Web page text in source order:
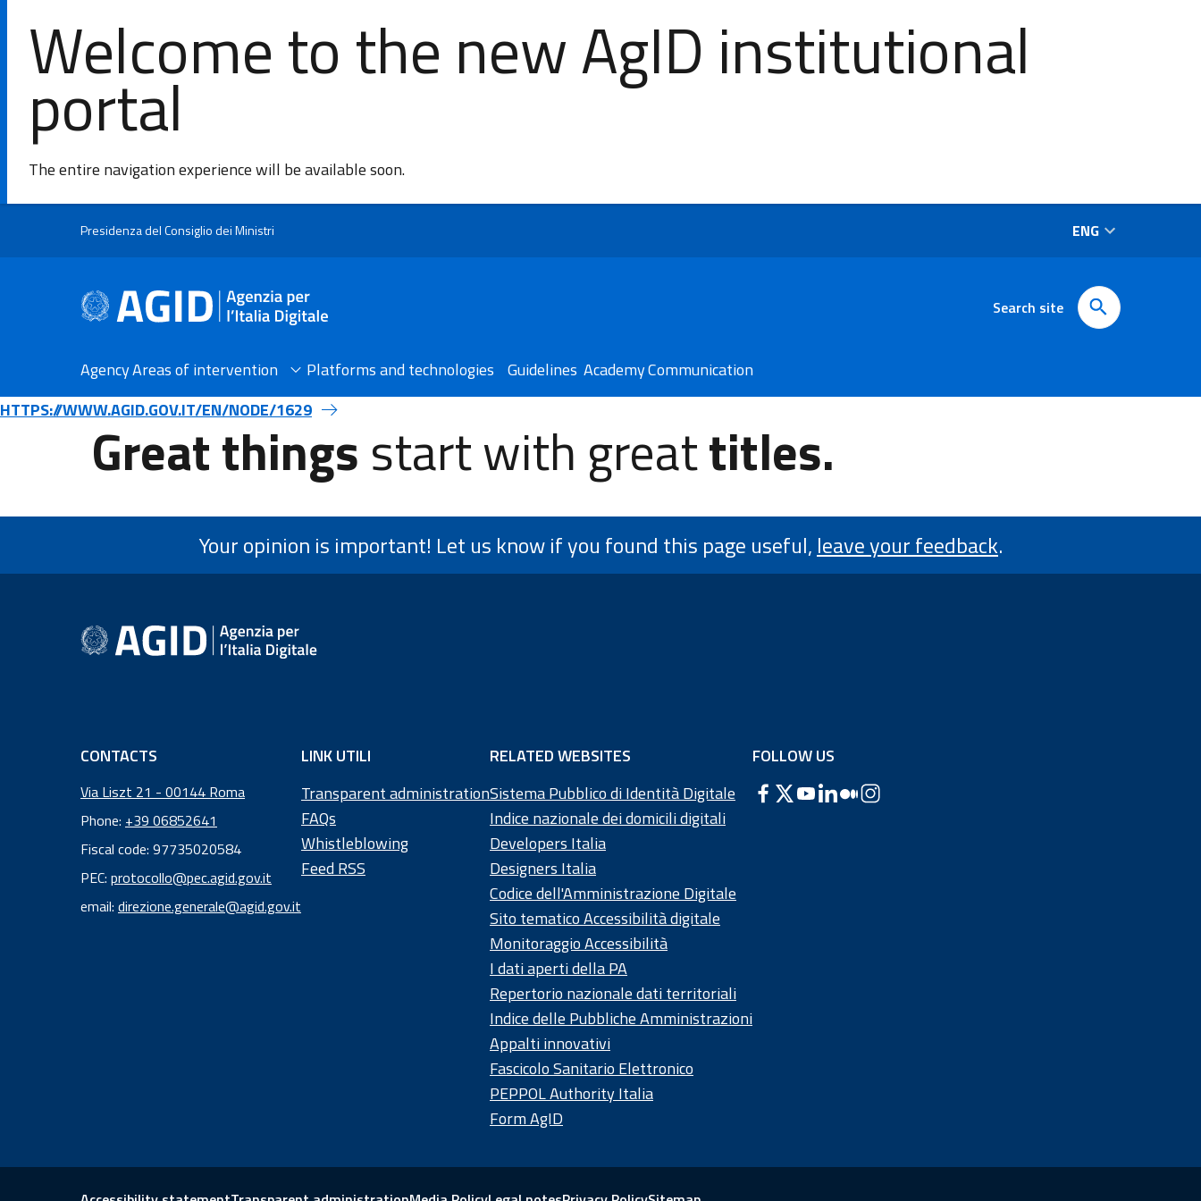
Welcome to the new AgID institutional
portal
The entire navigation experience will be available soon.
Presidenza del Consiglio dei Ministri ENG
Search site
AgencyAreas of intervention​ Platforms and technologies​ Guidelines AcademyCommunication
HTTPS://WWW.AGID.GOV.IT/EN/NODE/1629
Great things start with greattitles.
Your opinion is important! Let us know if you found this page useful, leave your feedback.
CONTACTS
Via Liszt 21 - 00144 Roma
Phone: +39 06852641
Fiscal code: 97735020584
Fiscal
97
PEC: protocollo@pec.agid.gov.it
email: direzione.generale@agid.gov.it
LINK UTILI
Transparent administration
FAQs
Whistleblowing
Feed RSS
RELATED WEBSITES
Sistema Pubblico di Identità Digitale
Indice nazionale dei domicili digitali
Developers Italia
Designers Italia
Codice dell'Amministrazione Digitale
Sito tematico Accessibilità digitale
Monitoraggio Accessibilità
I dati aperti della PA
Repertorio nazionale dati territoriali
Indice delle Pubbliche Amministrazioni
Appalti innovativi
Fascicolo Sanitario Elettronico
PEPPOL Authority Italia
Form AgID
FOLLOW US